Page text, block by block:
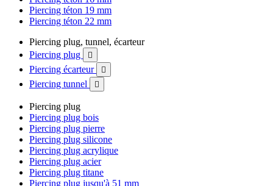
Piercing téton 19 mm
Piercing téton 22 mm
Piercing plug, tunnel, écarteur
Piercing plug

Piercing écarteur 
Piercing tunnel 
Piercing plug
Piercing plug bois
Piercing plug pierre
Piercing plug silicone
Piercing plug acrylique
Piercing plug acier
Piercing plug titane
Piercing plug jusqu'à 51 mm